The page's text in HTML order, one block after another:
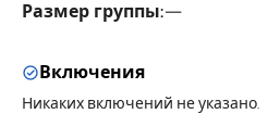
Размер группы:—
Включения
Никаких включений не указано.